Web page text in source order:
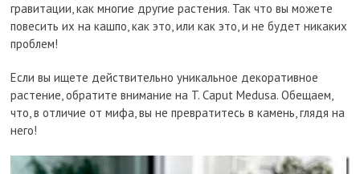
гравитации, как многие другие растения. Так что вы можете
повесить их на кашпо, как это, или как это, и не будет никаких
проблем!
Если вы ищете действительно уникальное декоративное
растение, обратите внимание на T. Caput Medusa. Обещаем,
что, в отличие от мифа, вы не превратитесь в камень, глядя на
него!